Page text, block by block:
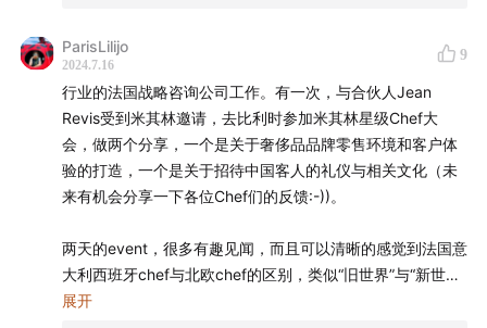
安德烈·米其林
ParisLilijo
2024.7.16
9
行业的法国战略咨询公司工作。有一次，与合伙人Jean
Revis受到米其林邀请，去比利时参加米其林星级Chef大
会，做两个分享，一个是关于奢侈品品牌零售环境和客户体
验的打造，一个是关于招待中国客人的礼仪与相关文化（未
来有机会分享一下各位Chef们的反馈:-))。
两天的event，很多有趣见闻，而且可以清晰的感觉到法国意
大利西班牙chef与北欧chef的区别，类似“旧世界”与“新世
界”。法意西你可以想象传统chef的样子，略胖，但也很
展开